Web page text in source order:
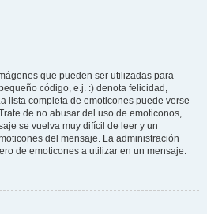
que pueden ser utilizadas para
código, e.j. :) denota felicidad,
lista completa de emoticones puede verse
de no abusar del uso de emoticonos,
se vuelva muy difícil de leer y un
del mensaje. La administración
de emoticones a utilizar en un mensaje.